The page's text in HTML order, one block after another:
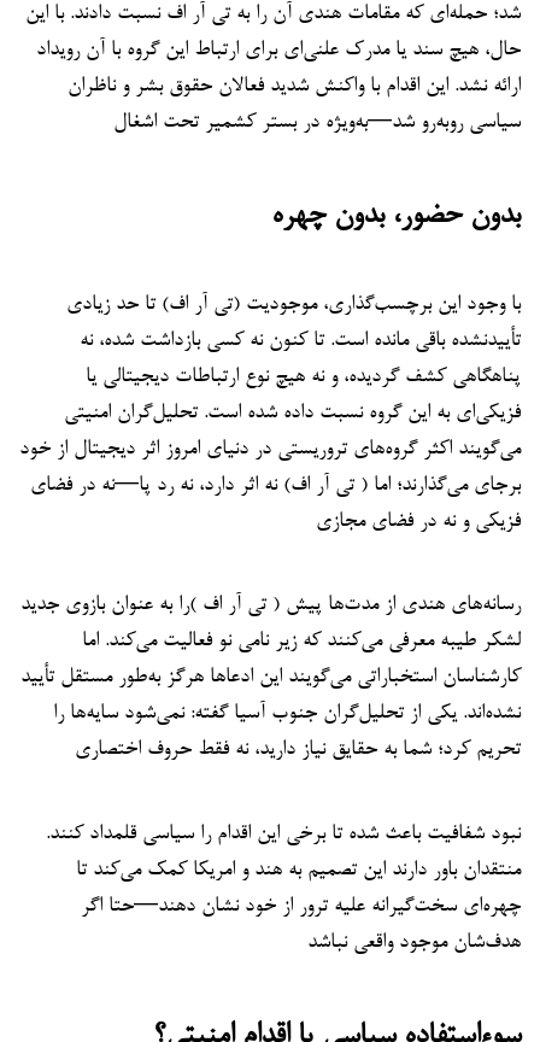
شد؛ حمله‌ای که مقامات هندی آن را به تی آر اف نسبت دادند. با این
حال، هیچ سند یا مدرک علنی‌ای برای ارتباط این گروه با آن رویداد
ارائه نشد. این اقدام با واکنش شدید فعالان حقوق بشر و ناظران
سیاسی روبه‌رو شد—به‌ویژه در بستر کشمیر تحت اشغال
بدون حضور، بدون چهره
با وجود این برچسب‌گذاری، موجودیت (تی آر اف) تا حد زیادی
تأییدنشده باقی مانده است. تا کنون نه کسی بازداشت شده، نه
پناهگاهی کشف گردیده، و نه هیچ نوع ارتباطات دیجیتالی یا
فزیکی‌ای به این گروه نسبت داده شده است. تحلیل‌گران امنیتی
می‌گویند اکثر گروه‌های تروریستی در دنیای امروز اثر دیجیتال از خود
برجای می‌گذارند؛ اما ( تی آر اف) نه اثر دارد، نه رد پا—نه در فضای
فزیکی و نه در فضای مجازی
رسانه‌های هندی از مدت‌ها پیش ( تی آر اف )را به عنوان بازوی جدید
لشکر طیبه معرفی می‌کنند که زیر نامی نو فعالیت می‌کند. اما
کارشناسان استخباراتی می‌گویند این ادعاها هرگز به‌طور مستقل تأیید
نشده‌اند. یکی از تحلیل‌گران جنوب آسیا گفته: نمی‌شود سایه‌ها را
تحریم کرد؛ شما به حقایق نیاز دارید، نه فقط حروف اختصاری
نبود شفافیت باعث شده تا برخی این اقدام را سیاسی قلمداد کنند.
منتقدان باور دارند این تصمیم به هند و امریکا کمک می‌کند تا
چهره‌ای سخت‌گیرانه علیه ترور از خود نشان دهند—حتا اگر
هدف‌شان موجود واقعی نباشد